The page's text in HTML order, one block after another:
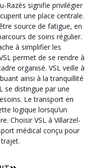
Razès signifie privilégier
une place centrale.
source de fatigue, en
de soins régulier.
à simplifier les
permet de se rendre à
organisé. VSL veille à
ainsi à la tranquillité
se distingue par une
Le transport en
logique lorsqu’un
Choisir VSL à Villarzel-
médical conçu pour